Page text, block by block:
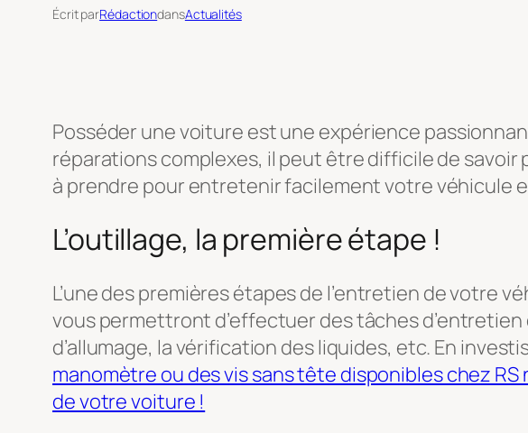
Écrit parRédactiondansActualités
Posséder une voiture est une expérience
réparations complexes, il peut être difficile de
à prendre pour entretenir facilement votre véhicule
L’outillage, la première étape !
L’une des premières étapes de l’entretien de votre
vous permettront d’effectuer des tâches
d’allumage, la vérification des liquides, etc. En
manomètre ou des vis sans tête disponibles chez
de votre voiture !